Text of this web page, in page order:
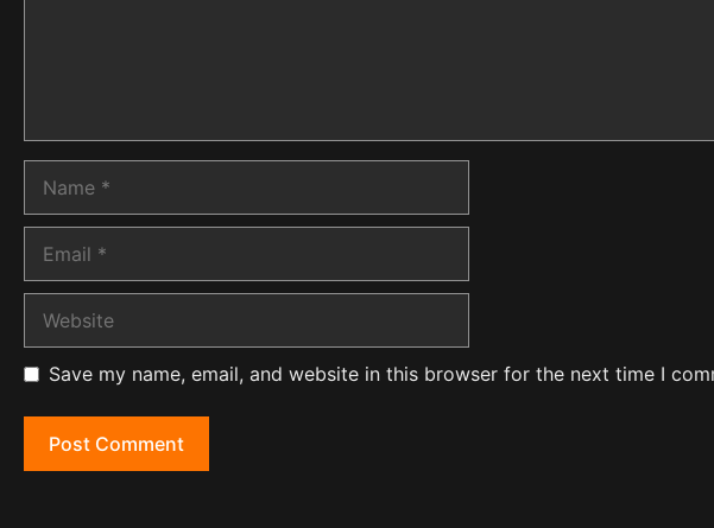
Save my name, email, and website in this browser for the next time I